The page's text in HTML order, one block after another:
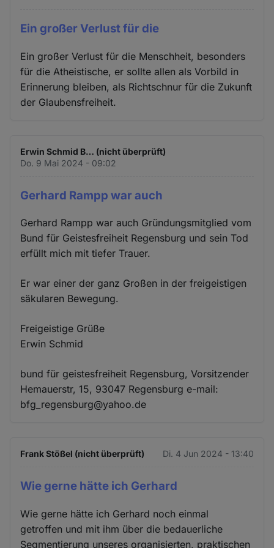
Ein großer Verlust für die
Ein großer Verlust für die Menschheit, besonders
für die Atheistische, er sollte allen als Vorbild in
Erinnerung bleiben, als Richtschnur für die Zukunft
der Glaubensfreiheit.
Erwin Schmid B… (nicht überprüft)
Do. 9 Mai 2024 - 09:02
Gerhard Rampp war auch
Gerhard Rampp war auch Gründungsmitglied vom
Bund für Geistesfreiheit Regensburg und sein Tod
erfüllt mich mit tiefer Trauer.
Er war einer der ganz Großen in der freigeistigen
säkularen Bewegung.
Freigeistige Grüße
Erwin Schmid
bund für geistesfreiheit Regensburg, Vorsitzender
Hemauerstr, 15, 93047 Regensburg e-mail:
bfg_regensburg@yahoo.de
Frank Stößel (nicht überprüft) Di. 4 Jun 2024 - 13:40
Wie gerne hätte ich Gerhard
Wie gerne hätte ich Gerhard noch einmal
getroffen und mit ihm über die bedauerliche
Segmentierung unseres organisierten, praktischen